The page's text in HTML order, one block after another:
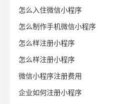
怎么入住微信小程序
怎么制作手机微信小程序
怎么样注册小程序
怎么样注册小程序
微信小程序注册费用
企业如何注册小程序